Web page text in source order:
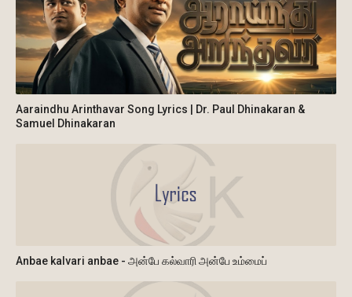
Aaraindhu Arinthavar Song Lyrics | Dr. Paul Dhinakaran &
Samuel Dhinakaran
Anbae kalvari anbae - அன்பே கல்வாரி அன்பே உம்மைப்